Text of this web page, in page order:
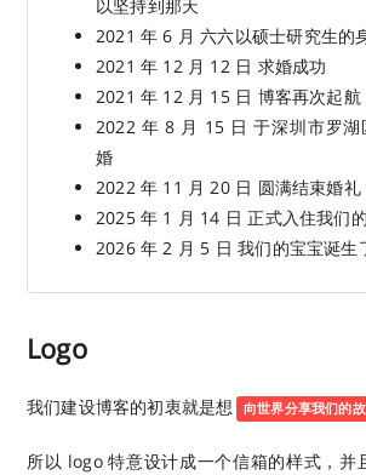
以坚持到那天
2021 年 6 月 六六以硕士研究生的
2021 年 12 月 12 日 求婚成功
2021 年 12 月 15 日 博客再次起航
2022 年 8 月 15 日 于深圳市罗湖
婚
2022 年 11 月 20 日 圆满结束婚礼
2025 年 1 月 14 日 正式入住我们
2026 年 2 月 5 日 我们的宝宝诞生
Logo
我们建设博客的初衷就是想 向世界分享我们的
所以 logo 特意设计成一个信箱的样式，并